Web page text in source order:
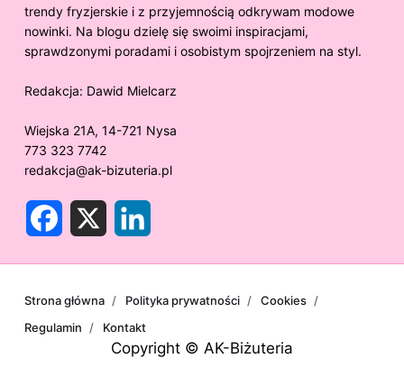
trendy fryzjerskie i z przyjemnością odkrywam modowe
nowinki. Na blogu dzielę się swoimi inspiracjami,
sprawdzonymi poradami i osobistym spojrzeniem na styl.
Redakcja: Dawid Mielcarz
Wiejska 21A, 14-721 Nysa
773 323 7742
redakcja@ak-bizuteria.pl
b
k
e
n
Copyright © AK-Biżuteria
Strona główna Polityka prywatności
Cookies
Regulamin
Kontakt